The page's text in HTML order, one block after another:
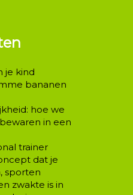
je kind
bananen
hoe we
in een
trainer
dat je
sporten
zwakte is in